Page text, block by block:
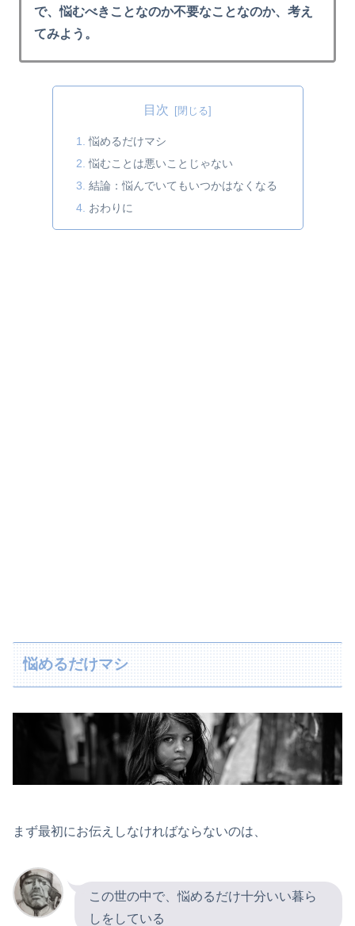
で、悩むべきことなのか不要なことなのか、考え
てみよう。
目次
悩めるだけマシ
悩むことは悪いことじゃない
結論：悩んでいてもいつかはなくなる
おわりに
悩めるだけマシ
まず最初にお伝えしなければならないのは、
この世の中で、悩めるだけ十分いい暮ら
しをしている